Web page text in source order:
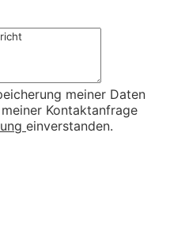
meiner Daten
Kontaktanfrage
einverstanden.